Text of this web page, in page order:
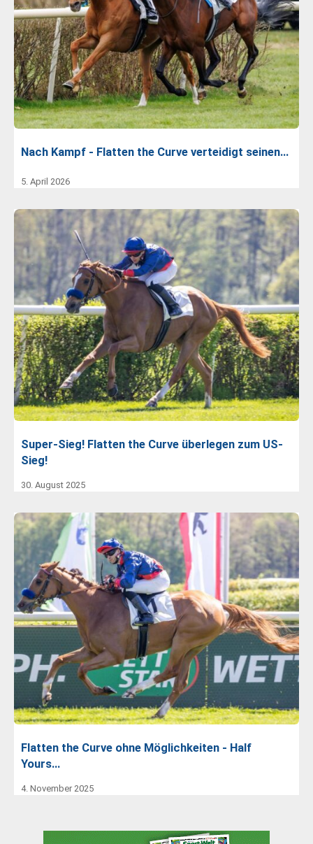
Nach Kampf - Flatten the Curve verteidigt seinen…
5. April 2026
Super-Sieg! Flatten the Curve überlegen zum US-
Sieg!
30. August 2025
Flatten the Curve ohne Möglichkeiten - Half
Yours…
4. November 2025